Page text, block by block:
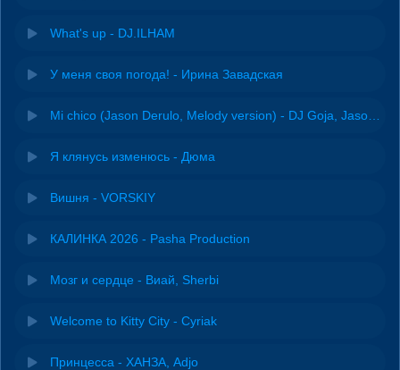
What's up - DJ.ILHAM
У меня своя погода! - Ирина Завадская
Я клянусь изменюсь - Дюма
Вишня - VORSKIY
КАЛИНКА 2026 - Pasha Production
Мозг и сердце - Виай, Sherbi
Welcome to Kitty City - Cyriak
Принцесса - ХАНЗА, Adjo